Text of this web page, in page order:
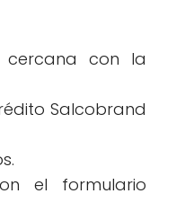
con la
Salcobrand
el formulario